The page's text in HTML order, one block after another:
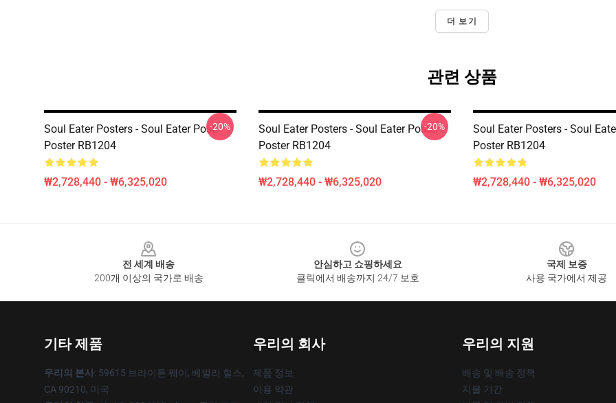
더 보기
관련 상품
Soul Eater Posters - Soul Eater Post
Poster RB1204
₩2,728,440 - ₩6,325,020
-20%
Soul Eater Posters - Soul Eater Poster
Poster RB1204
₩2,728,440 - ₩6,325,020
-20%
Soul Eater Posters - Soul
Poster RB1204
₩2,728,440 - ₩6,325,020
전 세계 배송
200개 이상의 국가로 배송
안심하고 쇼핑하세요
클릭에서 배송까지 24/7 보호
국제 보증
사용 국가에서 제공
기타 제품
우리의 본사: 59615 브라이튼 웨이, 베벌리 힐스,
CA 90210, 미국
우리의 회사
제품 정보
이용 약관
우리의 지원
배송 및 배송 정책
지불 기간